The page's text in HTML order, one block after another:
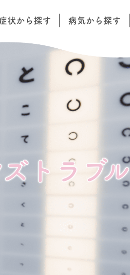
状から探す 病気から探す
トラブル